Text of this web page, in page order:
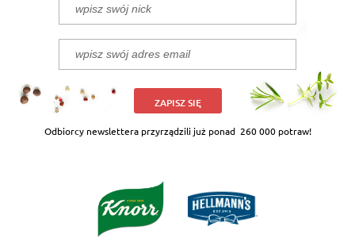
ZAPISZ SIĘ
Odbiorcy newslettera przyrządzili już ponad 260 000 potraw!